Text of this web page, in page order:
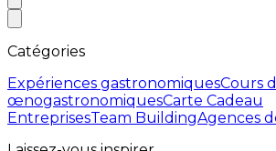
Catégories
Expériences gastronomiquesCours
œnogastronomiquesCarte Cadeau
EntreprisesTeam BuildingAgences